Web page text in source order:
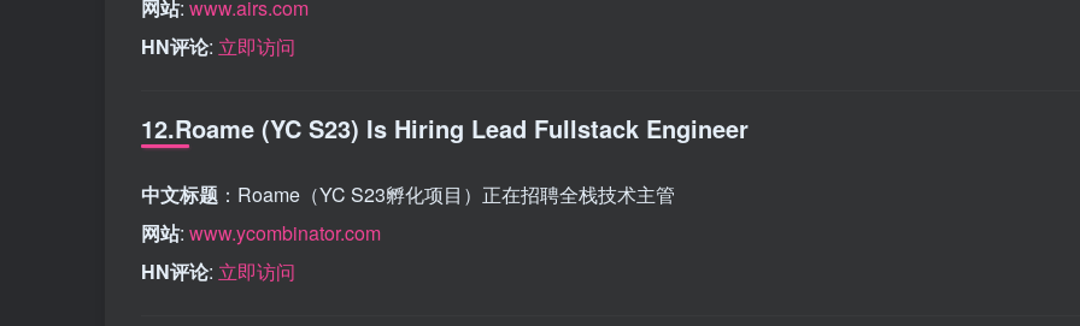
网站: www.airs.com
HN评论: 立即访问
12.Roame (YC S23) Is Hiring Lead Fullstack Engineer
中文标题 ：Roame（YC S23孵化项目）正在招聘全栈技术主管
网站: www.ycombinator.com
HN评论: 立即访问